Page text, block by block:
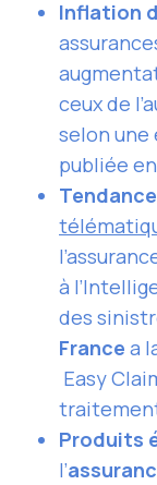
Inflation
ceux de
selon une
publiée
à
des
France a
Easy
Produits
l’